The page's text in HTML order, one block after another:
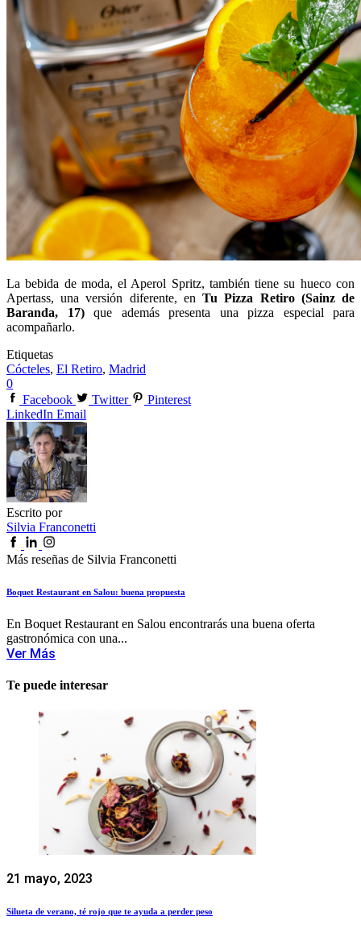
La bebida de moda, el Aperol Spritz, también tiene su hueco con
Apertass, una versión diferente, enTu Pizza Retiro (Sainz de
Baranda, 17)que además presenta una pizza especial para
acompañarlo.
Etiquetas
Cócteles, El Retiro, Madrid
0
Facebook
Twitter
Pinterest
LinkedIn Email
Escrito por
Silvia Franconetti
Más reseñas de Silvia Franconetti
Boquet Restaurant en Salou: buena propuesta
En Boquet Restaurant en Salou encontrarás una buena oferta
gastronómica con una...
Ver Más
Te puede interesar
21 mayo, 2023
Silueta de verano, té rojo que te ayuda a perder peso